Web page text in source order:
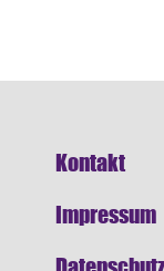
Kontakt
Impressum